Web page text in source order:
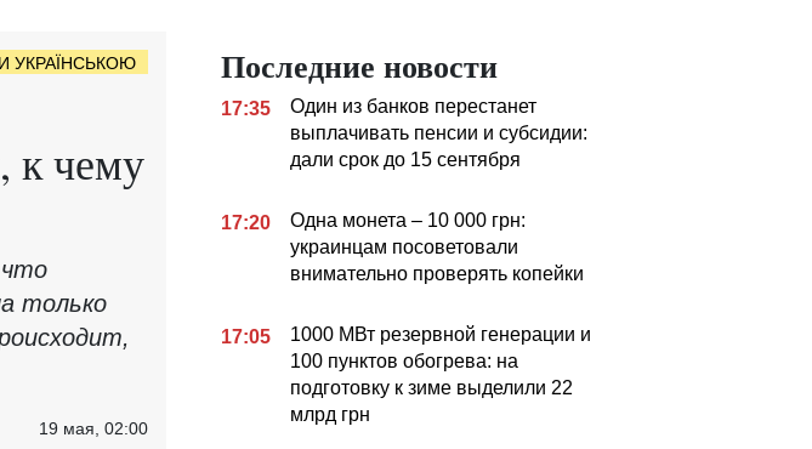
УКРАЇНСЬКОЮ
к чему
только
19 мая, 02:00
Последние новости
17:35
Один из банков перестанет
выплачивать пенсии и субсидии:
дали срок до 15 сентября
17:20
Одна монета – 10 000 грн:
украинцам посоветовали
внимательно проверять копейки
17:05
1000 МВт резервной генерации и
100 пунктов обогрева: на
подготовку к зиме выделили 22
млрд грн